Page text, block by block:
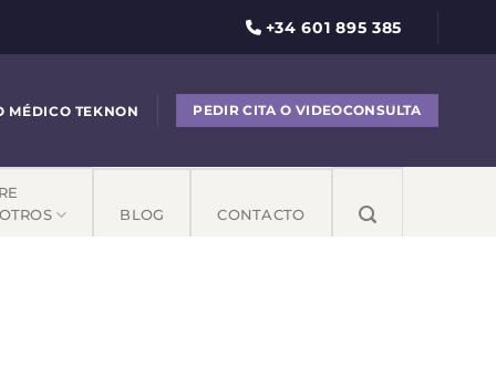
+34 601 895 385
MÉDICO TEKNON PEDIR CITA O VIDEOCONSULTA
BLOG CONTACTO